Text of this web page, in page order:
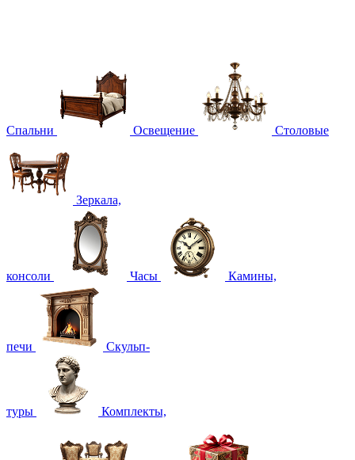
Спальни Освещение Столовые
Зеркала,
консоли Часы Камины,
печи Скульп-
туры Комплекты,